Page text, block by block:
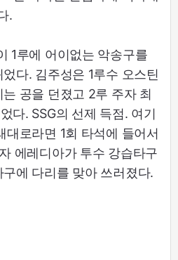
.
1루에 어이없는 악송구를
다. 김주성은 1루수 오스틴
공을 던졌고 2루 주자 최
다. SSG의 선제 득점. 여기
대로라면 1회 타석에 들어서
에레디아가 투수 강습타구
에 다리를 맞아 쓰러졌다.